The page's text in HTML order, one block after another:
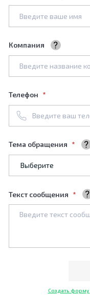
Компания
Телефон
Тема обращения
Текст сообщения
Создать форму